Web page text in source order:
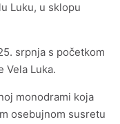
Luku, u sklopu
srpnja s početkom
Vela Luka.
monodrami koja
osebujnom susretu